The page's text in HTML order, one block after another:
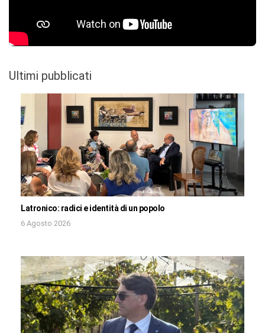
Ultimi pubblicati
Latronico: radici e identità di un popolo
6 Agosto 2026